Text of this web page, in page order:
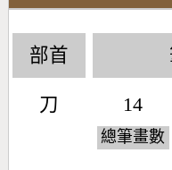
部首
刀 14
總筆畫數